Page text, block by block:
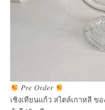
𝑃𝑟𝑒 𝑂𝑟𝑑𝑒𝑟
เชิงเทียนแก้ว สไตล์เกาหลี